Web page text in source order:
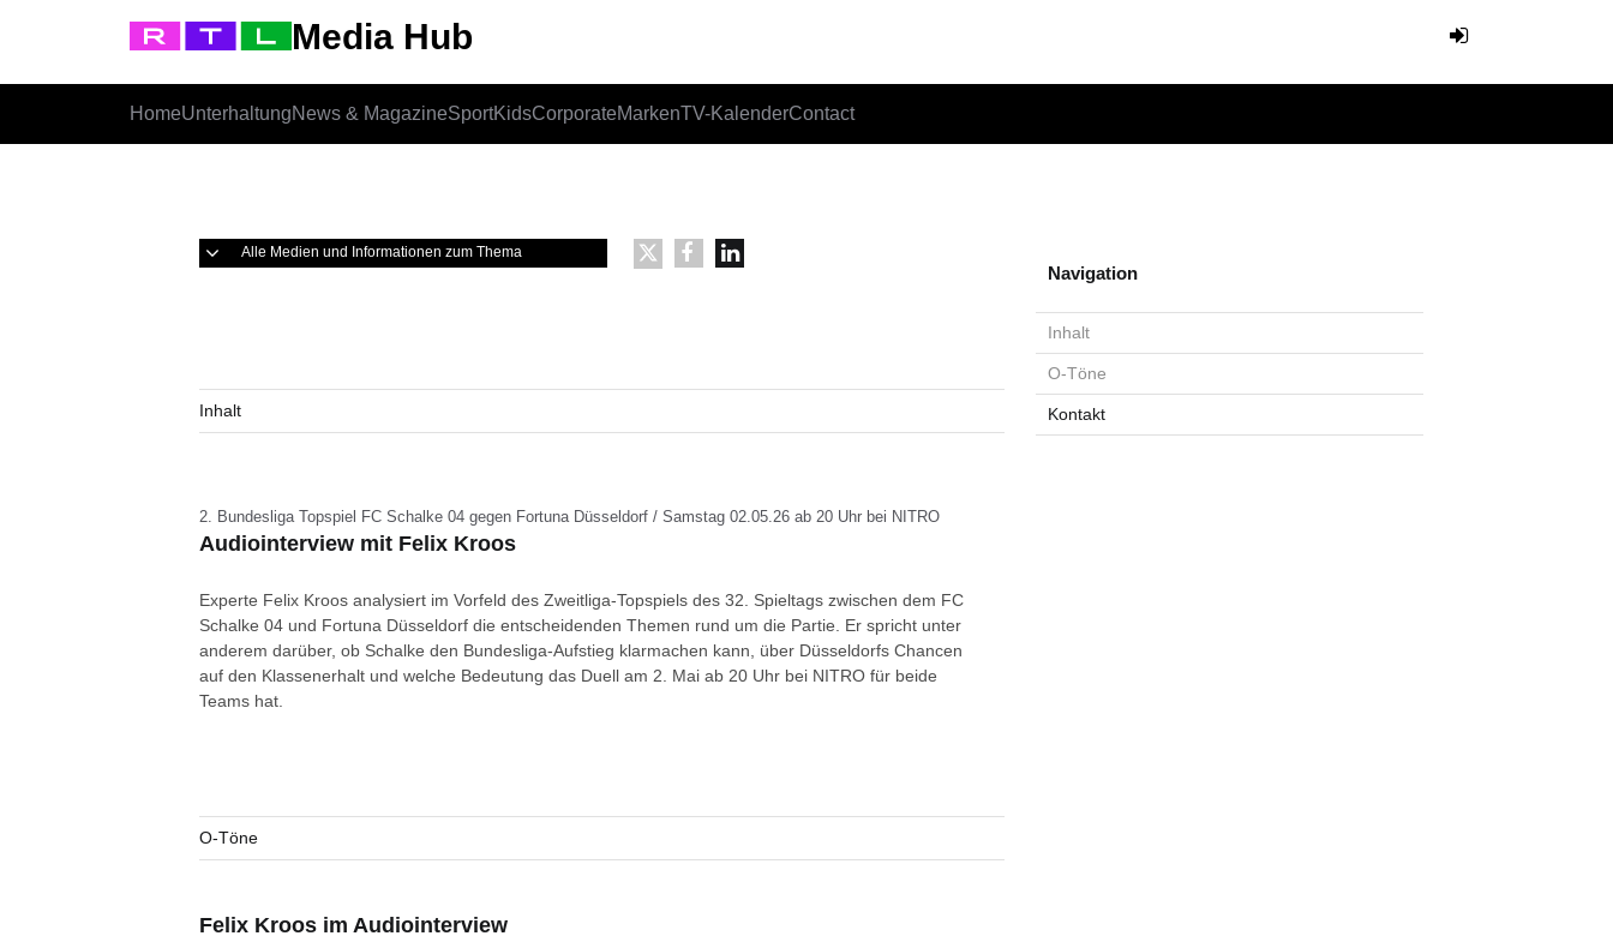
Media Hub
HomeUnterhaltungNews & MagazineSportKidsCorporateMarkenTV-KalenderContact
Alle Medien und Informationen zum Thema
Inhalt
2. Bundesliga Topspiel FC Schalke 04 gegen Fortuna Düsseldorf / Samstag 02.05.26 ab 20 Uhr bei NITRO
Audiointerview mit Felix Kroos
Experte Felix Kroos analysiert im Vorfeld des Zweitliga-Topspiels des 32. Spieltags zwischen dem FC
Schalke 04 und Fortuna Düsseldorf die entscheidenden Themen rund um die Partie. Er spricht unter
anderem darüber, ob Schalke den Bundesliga-Aufstieg klarmachen kann, über Düsseldorfs Chancen
auf den Klassenerhalt und welche Bedeutung das Duell am 2. Mai ab 20 Uhr bei NITRO für beide
Teams hat.
O-Töne
Felix Kroos im Audiointerview
Navigation
Inhalt
O-Töne
Kontakt